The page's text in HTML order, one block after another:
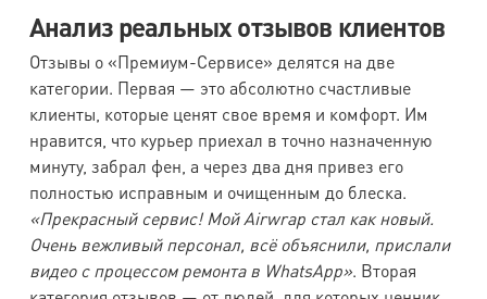
Анализ реальных отзывов клиентов
Отзывы о «Премиум-Сервисе» делятся на две
категории. Первая — это абсолютно счастливые
клиенты, которые ценят свое время и комфорт. Им
нравится, что курьер приехал в точно назначенную
минуту, забрал фен, а через два дня привез его
полностью исправным и очищенным до блеска.
«Прекрасный сервис! Мой Airwrap стал как новый.
Очень вежливый персонал, всё объяснили, прислали
видео с процессом ремонта в WhatsApp». Вторая